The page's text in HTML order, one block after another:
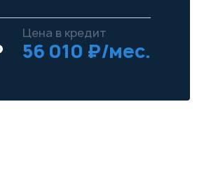
Цена в кредит
56 010 ₽/мес.